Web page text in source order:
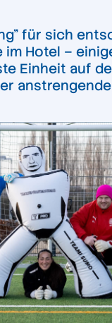
für sich
im Hotel –
Einheit auf